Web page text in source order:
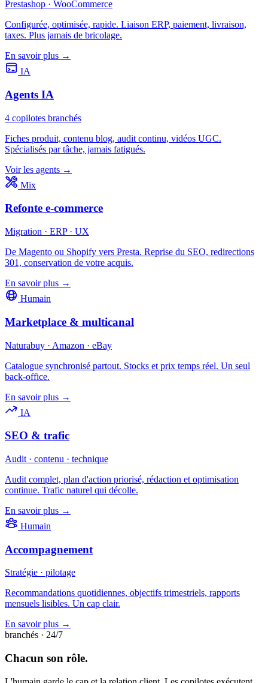
Prestashop · WooCommerce
Configurée, optimisée, rapide. Liaison ERP, paiement, livraison,
taxes. Plus jamais de bricolage.
En savoir plus →
IA
Agents IA
4 copilotes branchés
Fiches produit, contenu blog, audit continu, vidéos UGC.
Spécialisés par tâche, jamais fatigués.
Voir les agents →
Mix
Refonte e-commerce
Migration · ERP · UX
De Magento ou Shopify vers Presta. Reprise du SEO, redirections
301, conservation de votre acquis.
En savoir plus →
Humain
Marketplace & multicanal
Naturabuy · Amazon · eBay
Catalogue synchronisé partout. Stocks et prix temps réel. Un seul
back-office.
En savoir plus →
IA
SEO & trafic
Audit · contenu · technique
Audit complet, plan d'action priorisé, rédaction et optimisation
continue. Trafic naturel qui décolle.
En savoir plus →
Humain
Accompagnement
Stratégie · pilotage
Recommandations quotidiennes, objectifs trimestriels, rapports
mensuels lisibles. Un cap clair.
En savoir plus →
branchés · 24/7
Chacun son rôle.